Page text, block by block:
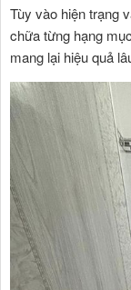
Tùy vào hiện trạng
chữa từng hạng
mang lại hiệu quả